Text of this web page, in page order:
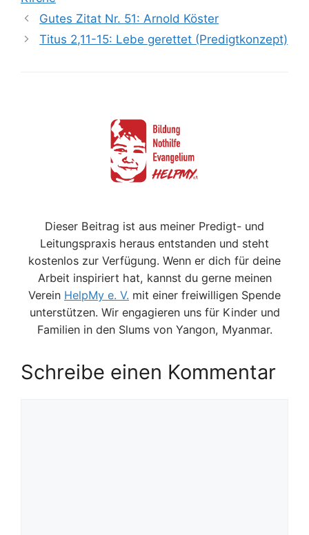
Gutes Zitat Nr. 51: Arnold Köster
Titus 2,11-15: Lebe gerettet (Predigtkonzept)
Dieser Beitrag ist aus meiner Predigt- und
Leitungspraxis heraus entstanden und steht
kostenlos zur Verfügung. Wenn er dich für deine
Arbeit inspiriert hat, kannst du gerne meinen
Verein HelpMy e. V. mit einer freiwilligen Spende
unterstützen. Wir engagieren uns für Kinder und
Familien in den Slums von Yangon, Myanmar.
Schreibe einen Kommentar